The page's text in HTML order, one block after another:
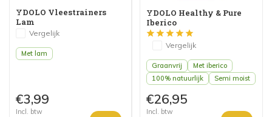
YDOLO Vleestrainers
Lam
Vergelijk
Met lam
€3,99
Incl. btw
YDOLO Healthy & Pure
Iberico
Vergelijk
Graanvrij
Met iberico
100% natuurlijk
Semi moist
€26,95
Incl. btw